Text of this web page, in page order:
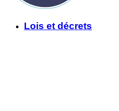
Lois et décrets